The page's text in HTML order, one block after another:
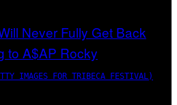
IMAGES FOR TRIBECA FESTIVAL)